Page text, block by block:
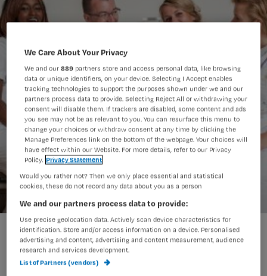
Meer verpleegkundigen lid van vakbond
We Care About Your Privacy
We and our889 partners store and access personal data, like browsing
data or unique identifiers, on your device. Selecting I Accept enables
tracking technologies to support the purposes shown under we and our
partners process data to provide. Selecting Reject All or withdrawing your
consent will disable them. If trackers are disabled, some content and ads
you see may not be as relevant to you. You can resurface this menu to
change your choices or withdraw consent at any time by clicking the
Manage Preferences link on the bottom of the webpage. Your choices will
have effect within our Website. For more details, refer to our Privacy
Policy. Privacy Statement
Would you rather not? Then we only place essential and statistical
cookies, these do not record any data about you as a person
We and our partners process data to provide:
Use precise geolocation data. Actively scan device characteristics for
identification. Store and/or access information on a device. Personalised
advertising and content, advertising and content measurement, audience
research and services development.
List of Partners (vendors)